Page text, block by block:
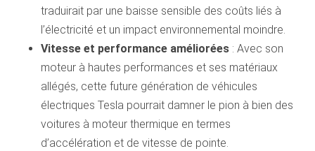
traduirait par une baisse sensible des coûts liés à
l’électricité et un impact environnemental moindre.
Vitesse et performance améliorées: Avec son
moteur à hautes performances et ses matériaux
allégés, cette future génération de véhicules
électriques Tesla pourrait damner le pion à bien des
voitures à moteur thermique en termes
d’accélération et de vitesse de pointe.